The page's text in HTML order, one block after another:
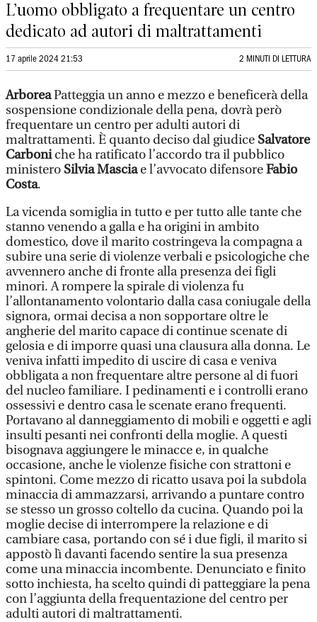
L’uomo obbligato a frequentare un centro
dedicato ad autori di maltrattamenti
17 aprile 2024 21:53 2 MINUTI DI LETTURA
ArboreaPatteggia un anno e mezzo e beneficerà della
sospensione condizionale della pena, dovrà però
frequentare un centro per adulti autori di
maltrattamenti. È quanto deciso dal giudice Salvatore
Carboniche ha ratificato l’accordo tra il pubblico
ministero Silvia Masciae l’avvocato difensoreFabio
Costa.
La vicenda somiglia in tutto e per tutto alle tante che
stanno venendo a galla e ha origini in ambito
domestico, dove il marito costringeva la compagna a
subire una serie di violenze verbali e psicologiche che
avvennero anche di fronte alla presenza dei figli
minori. A rompere la spirale di violenza fu
l’allontanamento volontario dalla casa coniugale della
signora, ormai decisa a non sopportare oltre le
angherie del marito capace di continue scenate di
gelosia e di imporre quasi una clausura alla donna. Le
veniva infatti impedito di uscire di casa e veniva
obbligata a non frequentare altre persone al di fuori
del nucleo familiare. I pedinamenti e i controlli erano
ossessivi e dentro casa le scenate erano frequenti.
Portavano al danneggiamento di mobili e oggetti e agli
insulti pesanti nei confronti della moglie. A questi
bisognava aggiungere le minacce e, in qualche
occasione, anche le violenze fisiche con strattoni e
spintoni. Come mezzo di ricatto usava poi la subdola
minaccia di ammazzarsi, arrivando a puntare contro
se stesso un grosso coltello da cucina. Quando poi la
moglie decise di interrompere la relazione e di
cambiare casa, portando con sé i due figli, il marito si
appostò lì davanti facendo sentire la sua presenza
come una minaccia incombente. Denunciato e finito
sotto inchiesta, ha scelto quindi di patteggiare la pena
con l’aggiunta della frequentazione del centro per
adulti autori di maltrattamenti.